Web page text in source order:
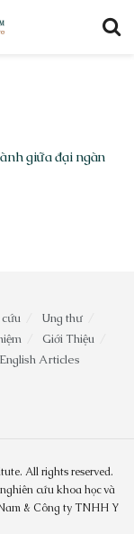
giữa đại ngàn
Ung thư
Giới Thiệu
English Articles
All rights reserved.
cứu khoa học và
& Công ty TNHH Y